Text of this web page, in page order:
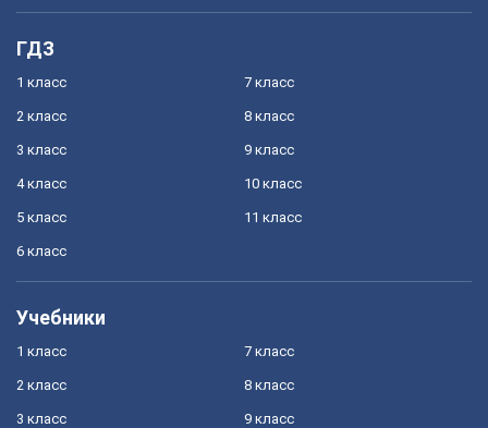
ГДЗ
1 класс
2 класс
3 класс
4 класс
5 класс
6 класс
7 класс
8 класс
9 класс
10 класс
11 класс
Учебники
1 класс
2 класс
3 класс
7 класс
8 класс
9 класс